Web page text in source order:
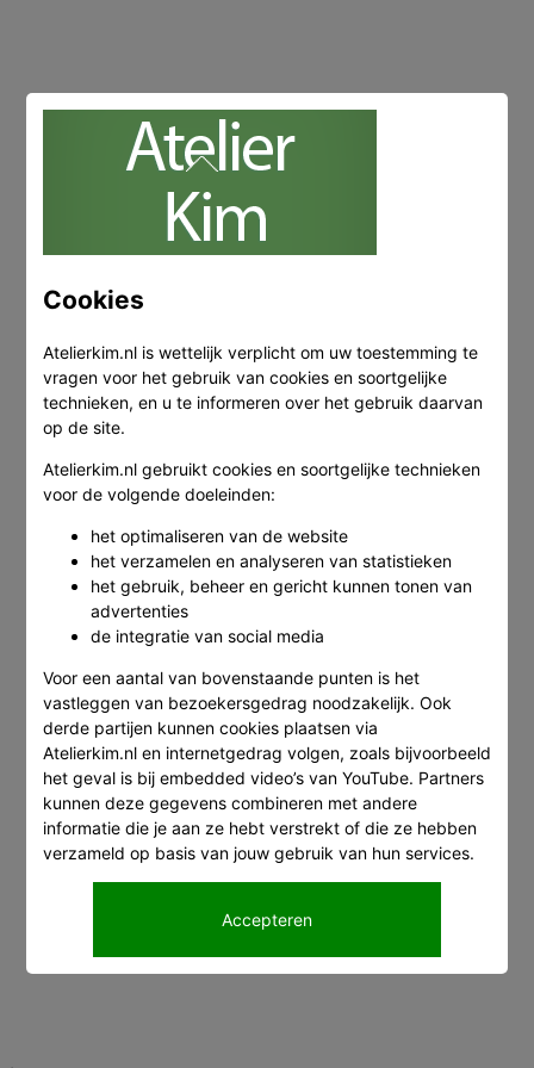
Cookies
Atelierkim.nl is wettelijk verplicht om uw toestemming te
vragen voor het gebruik van cookies en soortgelijke
technieken, en u te informeren over het gebruik daarvan
op de site.
Atelierkim.nl gebruikt cookies en soortgelijke technieken
voor de volgende doeleinden:
het optimaliseren van de website
het verzamelen en analyseren van statistieken
het gebruik, beheer en gericht kunnen tonen van
advertenties
de integratie van social media
Voor een aantal van bovenstaande punten is het
vastleggen van bezoekersgedrag noodzakelijk. Ook
derde partijen kunnen cookies plaatsen via
Atelierkim.nl en internetgedrag volgen, zoals bijvoorbeeld
het geval is bij embedded video’s van YouTube. Partners
kunnen deze gegevens combineren met andere
informatie die je aan ze hebt verstrekt of die ze hebben
verzameld op basis van jouw gebruik van hun services.
Accepteren